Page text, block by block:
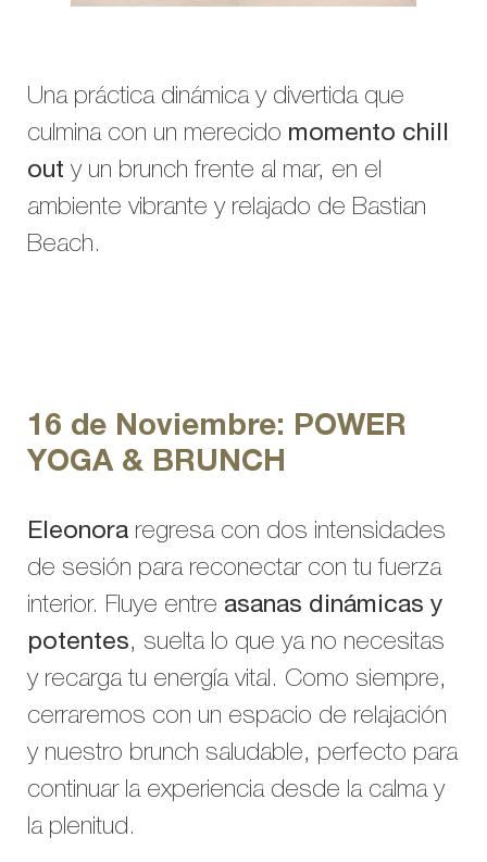
Una práctica dinámica y divertida que
culmina con un merecido momento chill
out y un brunch frente al mar, en el
ambiente vibrante y relajado de Bastian
Beach.
16 de Noviembre: POWER
YOGA & BRUNCH
Eleonora regresa con dos intensidades
de sesión para reconectar con tu fuerza
interior. Fluye entre asanas dinámicas y
potentes, suelta lo que ya no necesitas
y recarga tu energía vital. Como siempre,
cerraremos con un espacio de relajación
y nuestro brunch saludable, perfecto para
continuar la experiencia desde la calma y
la plenitud.